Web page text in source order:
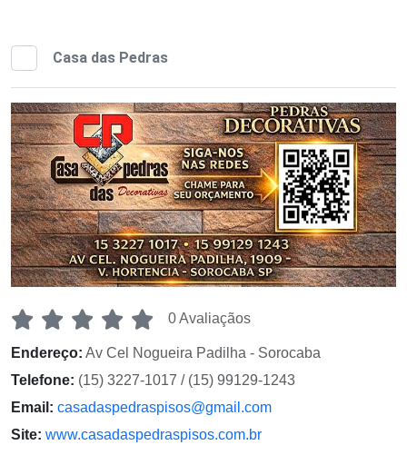
Casa das Pedras
0 Avaliaçãos
Endereço: Av Cel Nogueira Padilha - Sorocaba
Telefone: (15) 3227-1017 / (15) 99129-1243
Email: casadaspedraspisos@gmail.com
Site: www.casadaspedraspisos.com.br